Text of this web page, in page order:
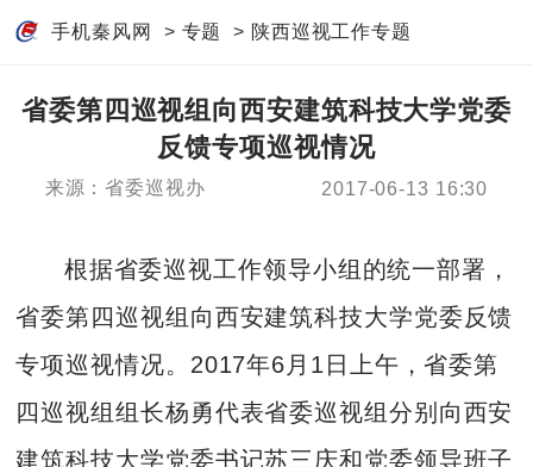
手机秦风网 > 专题 > 陕西巡视工作专题
省委第四巡视组向西安建筑科技大学党委
反馈专项巡视情况
来源：省委巡视办 2017-06-13 16:30
根据省委巡视工作领导小组的统一部署，
省委第四巡视组向西安建筑科技大学党委反馈
专项巡视情况。2017年6月1日上午，省委第
四巡视组组长杨勇代表省委巡视组分别向西安
建筑科技大学党委书记苏三庆和党委领导班子